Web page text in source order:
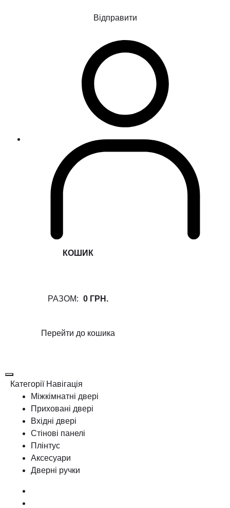
Відправити
КОШИК
РАЗОМ: 0 ГРН.
Перейти до кошика
Категорії Навігація
Міжкімнатні двері
Приховані двері
Вхідні двері
Стінові панелі
Плінтус
Аксесуари
Дверні ручки